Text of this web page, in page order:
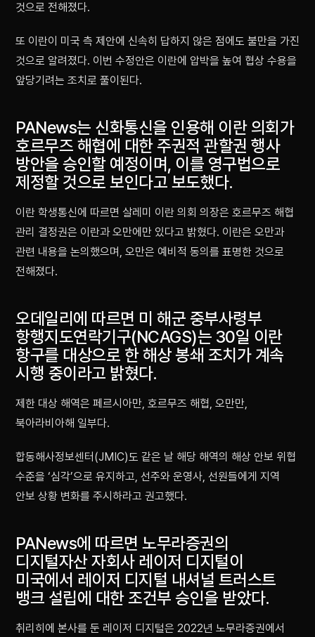
것으로 전해졌다.
또 이란이 미국 측 제안에 신속히 답하지 않은 점에도 불만을 가진
것으로 알려졌다. 이번 수정안은 이란에 압박을 높여 협상 수용을
앞당기려는 조치로 풀이된다.
PANews는 신화통신을 인용해 이란 의회가
호르무즈 해협에 대한 주권적 관할권 행사
방안을 승인할 예정이며, 이를 영구법으로
제정할 것으로 보인다고 보도했다.
이란 학생통신에 따르면 살레미 이란 의회 의장은 호르무즈 해협
관리 결정권은 이란과 오만에만 있다고 밝혔다. 이란은 오만과
관련 내용을 논의했으며, 오만은 예비적 동의를 표명한 것으로
전해졌다.
오데일리에 따르면 미 해군 중부사령부
항행지도연락기구(NCAGS)는 30일 이란
항구를 대상으로 한 해상 봉쇄 조치가 계속
시행 중이라고 밝혔다.
제한 대상 해역은 페르시아만, 호르무즈 해협, 오만만,
북아라비아해 일부다.
합동해사정보센터(JMIC)도 같은 날 해당 해역의 해상 안보 위협
수준을 ‘심각’으로 유지하고, 선주와 운영사, 선원들에게 지역
안보 상황 변화를 주시하라고 권고했다.
PANews에 따르면 노무라증권의
디지털자산 자회사 레이저 디지털이
미국에서 레이저 디지털 내셔널 트러스트
뱅크 설립에 대한 조건부 승인을 받았다.
취리히에 본사를 둔 레이저 디지털은 2022년 노무라증권에서